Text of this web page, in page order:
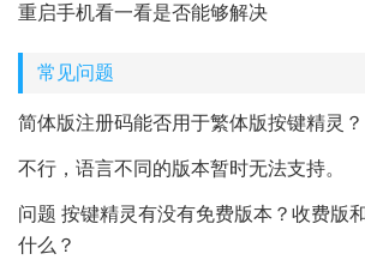
重启手机看一看是否能够解决
常见问题
简体版注册码能否用于繁体版按键精灵？
不行，语言不同的版本暂时无法支持。
问题 按键精灵有没有免费版本？收费版
什么？